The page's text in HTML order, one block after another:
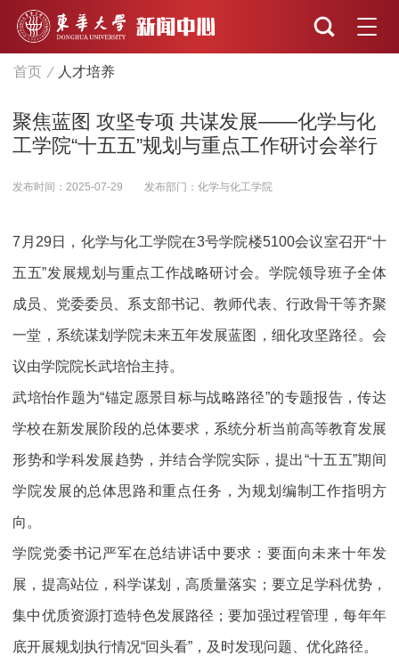
首页 人才培养
聚焦蓝图 攻坚专项 共谋发展——化学与化
工学院“十五五”规划与重点工作研讨会举行
发布时间：2025-07-29 发布部门：化学与化工学院
7月29日，化学与化工学院在3号学院楼5100会议室召开“十
五五”发展规划与重点工作战略研讨会。学院领导班子全体
成员、党委委员、系支部书记、教师代表、行政骨干等齐聚
一堂，系统谋划学院未来五年发展蓝图，细化攻坚路径。会
议由学院院长武培怡主持。
武培怡作题为“锚定愿景目标与战略路径”的专题报告，传达
学校在新发展阶段的总体要求，系统分析当前高等教育发展
形势和学科发展趋势，并结合学院实际，提出“十五五”期间
学院发展的总体思路和重点任务，为规划编制工作指明方
向。
学院党委书记严军在总结讲话中要求：要面向未来十年发
展，提高站位，科学谋划，高质量落实；要立足学科优势，
集中优质资源打造特色发展路径；要加强过程管理，每年年
底开展规划执行情况“回头看”，及时发现问题、优化路径。